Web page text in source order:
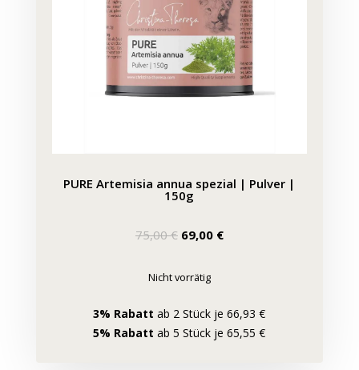
PURE Artemisia annua spezial | Pulver |
150g
75,00€ Ursprünglicher
war:
69,00 €Aktueller
Nicht vorrätig
3% Rabatt ab 2 Stück je 66,93 €
5% Rabatt ab 5 Stück je 65,55 €